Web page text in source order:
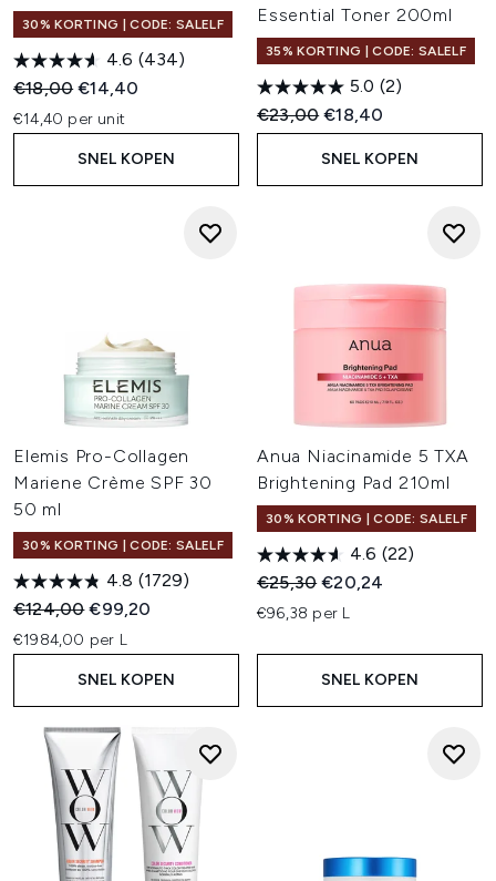
30% KORTING | CODE: SALELF
4.6 (434)
Recommended Retail Price:
€18,00Huidige prijs:
€14,40
€14,40 per unit
SNEL KOPEN
Essential Toner 200ml
35% KORTING | CODE: SALELF
5.0 (2)
Recommended Retail Price:
€23,00Huidige prijs:
€18,40
SNEL KOPEN
Elemis Pro-Collagen
Mariene Crème SPF 30
50 ml
30% KORTING | CODE: SALELF
4.8 (1729)
Recommended Retail Price:
€124,00Huidige prijs:
€99,20
€1984,00 per L
SNEL KOPEN
Anua Niacinamide 5 TXA
Brightening Pad 210ml
30% KORTING | CODE: SALELF
4.6 (22)
Recommended Retail Price:
€25,30Huidige prijs:
€20,24
€96,38 per L
SNEL KOPEN